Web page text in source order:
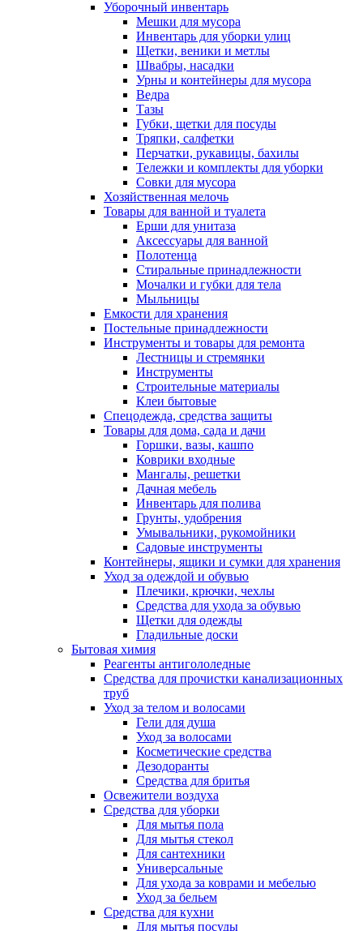
Уборочный инвентарь
Мешки для мусора
Инвентарь для уборки улиц
Щетки, веники и метлы
Швабры, насадки
Урны и контейнеры для мусора
Ведра
Тазы
Губки, щетки для посуды
Тряпки, салфетки
Перчатки, рукавицы, бахилы
Тележки и комплекты для уборки
Совки для мусора
Хозяйственная мелочь
Товары для ванной и туалета
Ерши для унитаза
Аксессуары для ванной
Полотенца
Стиральные принадлежности
Мочалки и губки для тела
Мыльницы
Емкости для хранения
Постельные принадлежности
Инструменты и товары для ремонта
Лестницы и стремянки
Инструменты
Строительные материалы
Клеи бытовые
Спецодежда, средства защиты
Товары для дома, сада и дачи
Горшки, вазы, кашпо
Коврики входные
Мангалы, решетки
Дачная мебель
Инвентарь для полива
Грунты, удобрения
Умывальники, рукомойники
Садовые инструменты
Контейнеры, ящики и сумки для хранения
Уход за одеждой и обувью
Плечики, крючки, чехлы
Средства для ухода за обувью
Щетки для одежды
Гладильные доски
Бытовая химия
Реагенты антигололедные
Средства для прочистки канализационных
труб
Уход за телом и волосами
Гели для душа
Уход за волосами
Косметические средства
Дезодоранты
Средства для бритья
Освежители воздуха
Средства для уборки
Для мытья пола
Для мытья стекол
Для сантехники
Универсальные
Для ухода за коврами и мебелью
Уход за бельем
Средства для кухни
Для мытья посуды